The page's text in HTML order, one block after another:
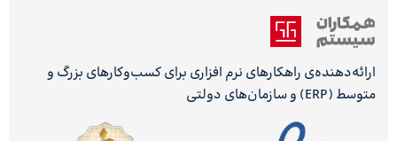
ارائه‌دهنده‌ی راهکارهای نرم افزاری برای کسب‌وکارهای بزرگ و
متوسط (ERP) و سازمان‌های دولتی